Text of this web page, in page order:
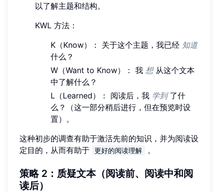
以了解主题和结构。
KWL 方法：
K（Know）： 关于这个主题，我已经 知道
什么？
W（Want to Know）： 我 想从这个文本
中了解什么？
L（Learned）： 阅读后，我 学到了什
么？（这一部分稍后进行，但在预览时设
置）。
这种初步的调查有助于激活先前的知识，并为阅读设
定目的，从而有助于
更好的阅读理解 。
策略 2：质疑文本（阅读前、阅读中和阅
读后）